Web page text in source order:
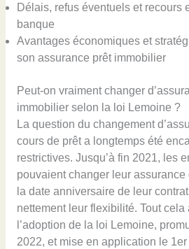
Délais, refus éventuels et recours
banque
Avantages économiques et
son assurance prêt immobilier
Peut-on vraiment changer
immobilier selon la loi Lemoine ?
La question du changement
cours de prêt a longtemps été
restrictives. Jusqu’à fin 2021, les
pouvaient changer leur assurance
la date anniversaire de leur
nettement leur flexibilité. Tout cela
l’adoption de la loi Lemoine,
2022, et mise en application le